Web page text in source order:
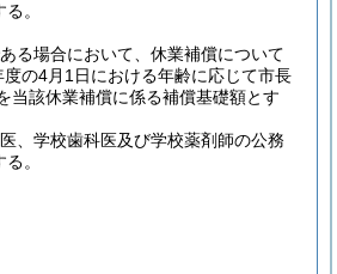
。
る場合において、休業補償について
の4月1日における年齢に応じて市長
当該休業補償に係る補償基礎額とす
、学校歯科医及び学校薬剤師の公務
。